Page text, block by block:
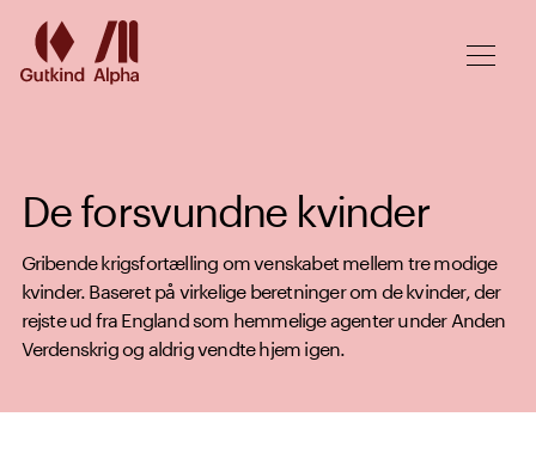
Spring til hovedindhold
De forsvundne kvinder
Gribende krigsfortælling om venskabet mellem tre modige
kvinder. Baseret på virkelige beretninger om de kvinder, der
rejste ud fra England som hemmelige agenter under Anden
Verdenskrig og aldrig vendte hjem igen.